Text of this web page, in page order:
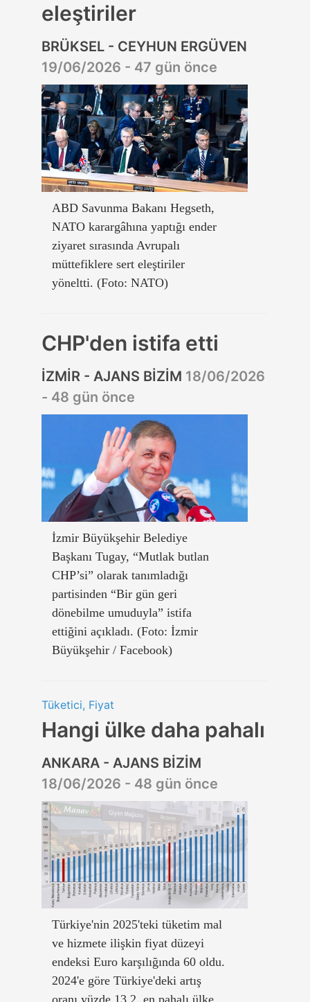
eleştiriler
BRÜKSEL - CEYHUN ERGÜVEN
19/06/2026 - 47 gün önce
ABD Savunma Bakanı Hegseth,
NATO karargâhına yaptığı ender
ziyaret sırasında Avrupalı
müttefiklere sert eleştiriler
yöneltti. (Foto: NATO)
CHP'den istifa etti
İZMİR - AJANS BİZİM 18/06/2026
- 48 gün önce
İzmir Büyükşehir Belediye
Başkanı Tugay, “Mutlak butlan
CHP’si” olarak tanımladığı
partisinden “Bir gün geri
dönebilme umuduyla” istifa
ettiğini açıkladı. (Foto: İzmir
Büyükşehir / Facebook)
Tüketici, Fiyat
Hangi ülke daha pahalı
ANKARA - AJANS BİZİM
18/06/2026 - 48 gün önce
Türkiye'nin 2025'teki tüketim mal
ve hizmete ilişkin fiyat düzeyi
endeksi Euro karşılığında 60 oldu.
2024'e göre Türkiye'deki artış
oranı yüzde 13,2, en pahalı ülke